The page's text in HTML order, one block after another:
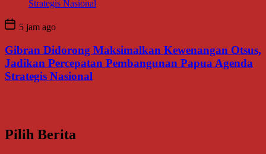
5 jam ago
Gibran Didorong Maksimalkan Kewenangan Otsus,
Jadikan Percepatan Pembangunan Papua Agenda
Strategis Nasional
Pilih Berita